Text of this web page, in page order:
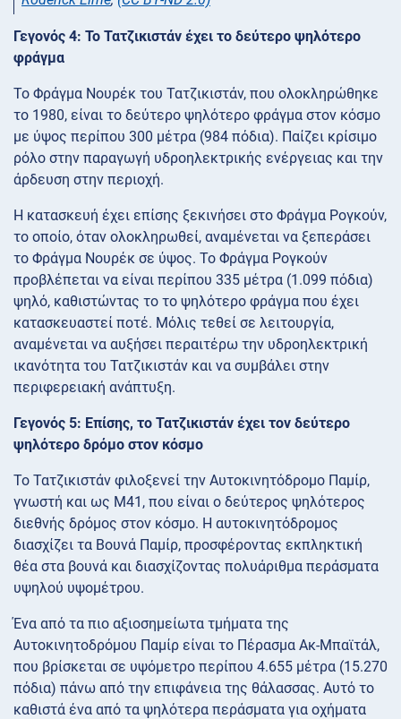
Γεγονός 4: Το Τατζικιστάν έχει το δεύτερο ψηλότερο
φράγμα
Το Φράγμα Νουρέκ του Τατζικιστάν, που ολοκληρώθηκε
το 1980, είναι το δεύτερο ψηλότερο φράγμα στον κόσμο
με ύψος περίπου 300 μέτρα (984 πόδια). Παίζει κρίσιμο
ρόλο στην παραγωγή υδροηλεκτρικής ενέργειας και την
άρδευση στην περιοχή.
Η κατασκευή έχει επίσης ξεκινήσει στο Φράγμα Ρογκούν,
το οποίο, όταν ολοκληρωθεί, αναμένεται να ξεπεράσει
το Φράγμα Νουρέκ σε ύψος. Το Φράγμα Ρογκούν
προβλέπεται να είναι περίπου 335 μέτρα (1.099 πόδια)
ψηλό, καθιστώντας το το ψηλότερο φράγμα που έχει
κατασκευαστεί ποτέ. Μόλις τεθεί σε λειτουργία,
αναμένεται να αυξήσει περαιτέρω την υδροηλεκτρική
ικανότητα του Τατζικιστάν και να συμβάλει στην
περιφερειακή ανάπτυξη.
Γεγονός 5: Επίσης, το Τατζικιστάν έχει τον δεύτερο
ψηλότερο δρόμο στον κόσμο
Το Τατζικιστάν φιλοξενεί την Αυτοκινητόδρομο Παμίρ,
γνωστή και ως M41, που είναι ο δεύτερος ψηλότερος
διεθνής δρόμος στον κόσμο. Η αυτοκινητόδρομος
διασχίζει τα Βουνά Παμίρ, προσφέροντας εκπληκτική
θέα στα βουνά και διασχίζοντας πολυάριθμα περάσματα
υψηλού υψομέτρου.
Ένα από τα πιο αξιοσημείωτα τμήματα της
Αυτοκινητοδρόμου Παμίρ είναι το Πέρασμα Ακ-Μπαϊτάλ,
που βρίσκεται σε υψόμετρο περίπου 4.655 μέτρα (15.270
πόδια) πάνω από την επιφάνεια της θάλασσας. Αυτό το
καθιστά ένα από τα ψηλότερα περάσματα για οχήματα